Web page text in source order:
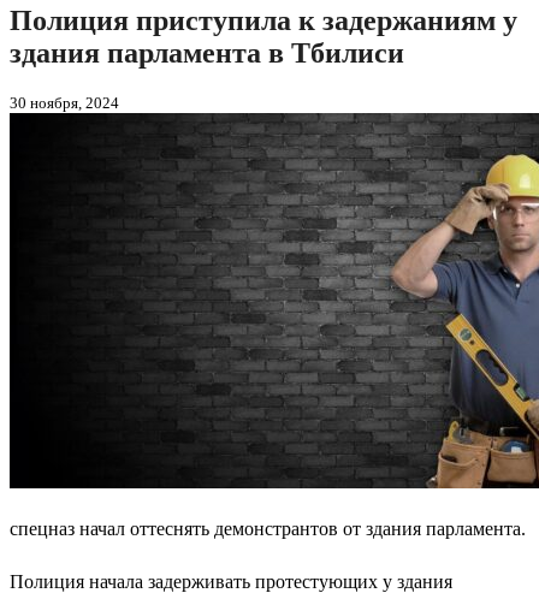
Полиция приступила к задержаниям у
здания парламента в Тбилиси
30 ноября, 2024
спецназ начал оттеснять демонстрантов от здания парламента.
Полиция начала задерживать протестующих у здания